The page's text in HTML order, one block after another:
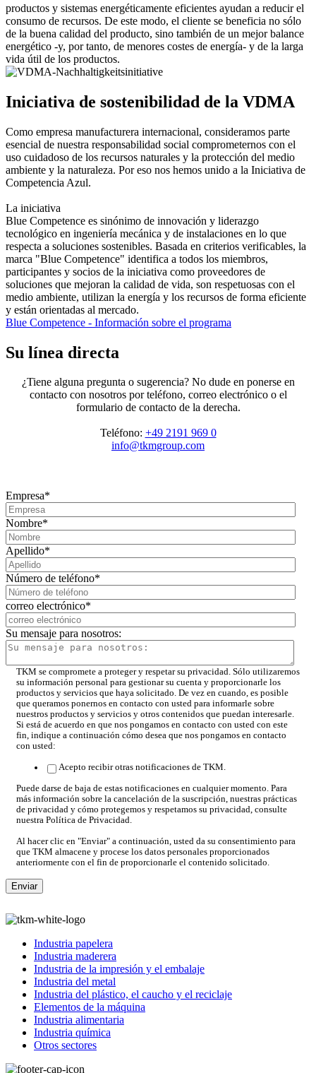
productos y sistemas energéticamente eficientes ayudan a reducir el
consumo de recursos. De este modo, el cliente se beneficia no sólo
de la buena calidad del producto, sino también de un mejor balance
energético -y, por tanto, de menores costes de energía- y de la larga
vida útil de los productos.
Iniciativa de sostenibilidad de la VDMA
Como empresa manufacturera internacional, consideramos parte
esencial de nuestra responsabilidad social comprometernos con el
uso cuidadoso de los recursos naturales y la protección del medio
ambiente y la naturaleza. Por eso nos hemos unido a la Iniciativa de
Competencia Azul.
La iniciativa
Blue Competence es sinónimo de innovación y liderazgo
tecnológico en ingeniería mecánica y de instalaciones en lo que
respecta a soluciones sostenibles. Basada en criterios verificables, la
marca "Blue Competence" identifica a todos los miembros,
participantes y socios de la iniciativa como proveedores de
soluciones que mejoran la calidad de vida, son respetuosas con el
medio ambiente, utilizan la energía y los recursos de forma eficiente
y están orientadas al mercado.
Blue Competence - Información sobre el programa
Su línea directa
¿Tiene alguna pregunta o sugerencia? No dude en ponerse en
contacto con nosotros por teléfono, correo electrónico o el
formulario de contacto de la derecha.
Teléfono: +49 2191 969 0
info@tkmgroup.com
Empresa*
Nombre*
Apellido*
Número de teléfono*
correo electrónico*
Su mensaje para nosotros:
TKM se compromete a proteger y respetar su privacidad. Sólo utilizaremos
su información personal para gestionar su cuenta y proporcionarle los
productos y servicios que haya solicitado. De vez en cuando, es posible
que queramos ponernos en contacto con usted para informarle sobre
nuestros productos y servicios y otros contenidos que puedan interesarle.
Si está de acuerdo en que nos pongamos en contacto con usted con este
fin, indique a continuación cómo desea que nos pongamos en contacto
con usted:
Acepto recibir otras notificaciones de TKM.
Puede darse de baja de estas notificaciones en cualquier momento. Para
más información sobre la cancelación de la suscripción, nuestras prácticas
de privacidad y cómo protegemos y respetamos su privacidad, consulte
nuestra Política de Privacidad.
Al hacer clic en "Enviar" a continuación, usted da su consentimiento para
que TKM almacene y procese los datos personales proporcionados
anteriormente con el fin de proporcionarle el contenido solicitado.
Industria papelera
Industria maderera
Industria de la impresión y el embalaje
Industria del metal
Industria del plástico, el caucho y el reciclaje
Elementos de la máquina
Industria alimentaria
Industria química
Otros sectores